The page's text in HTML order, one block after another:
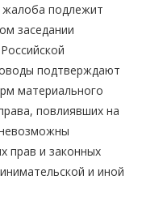
жалоба подлежит
заседании
подтверждают
материального
повлиявших на
прав и законных
и иной